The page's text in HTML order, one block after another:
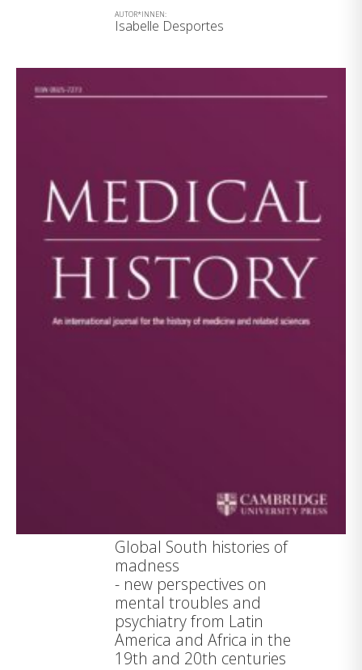
AUTOR*INNEN:
Isabelle Desportes
Global South histories of
madness
- new perspectives on
mental troubles and
psychiatry from Latin
America and Africa in the
19th and 20th centuries